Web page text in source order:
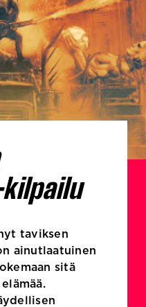
taviksen
ainutlaatuinen
sitä